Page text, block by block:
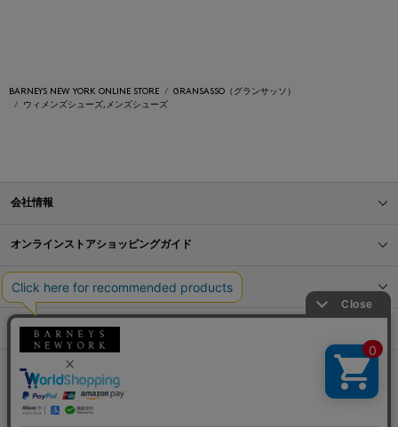
BARNEYS NEW YORK ONLINE STORE
GRANSASSO（グランサッソ）
ウィメンズシューズ,メンズシューズ
会社情報
オンラインストアショッピングガイド
店舗情報
サービス